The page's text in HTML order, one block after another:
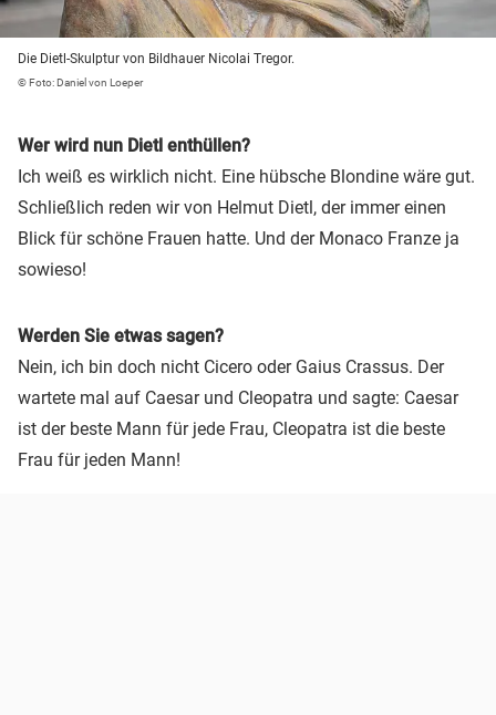
Die Dietl-Skulptur von Bildhauer Nicolai Tregor.
© Foto: Daniel von Loeper
Wer wird nun Dietl enthüllen?
Ich weiß es wirklich nicht. Eine hübsche Blondine wäre gut.
Schließlich reden wir von Helmut Dietl, der immer einen
Blick für schöne Frauen hatte. Und der Monaco Franze ja
sowieso!
Werden Sie etwas sagen?
Nein, ich bin doch nicht Cicero oder Gaius Crassus. Der
wartete mal auf Caesar und Cleopatra und sagte: Caesar
ist der beste Mann für jede Frau, Cleopatra ist die beste
Frau für jeden Mann!